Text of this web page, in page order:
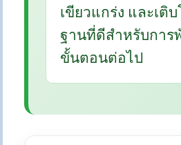
เขียวแกร่ง และเติบ
ฐานที่ดีสำหรับกา
ขั้นตอนต่อไป